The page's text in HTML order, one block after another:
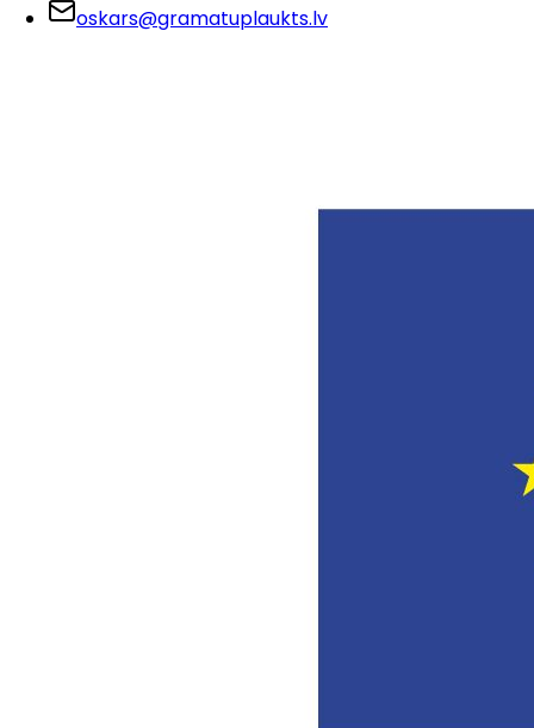
oskars@gramatuplaukts.lv